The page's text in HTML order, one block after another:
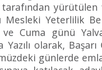
yürütülen
Mesleki Yeterlilik
Cuma günü
Yazılı olarak,
günlerde